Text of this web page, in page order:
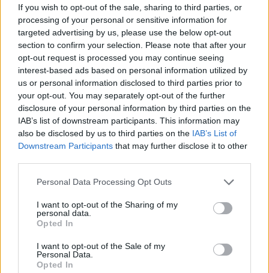
If you wish to opt-out of the sale, sharing to third parties, or
processing of your personal or sensitive information for
targeted advertising by us, please use the below opt-out
section to confirm your selection. Please note that after your
opt-out request is processed you may continue seeing
interest-based ads based on personal information utilized by
us or personal information disclosed to third parties prior to
your opt-out. You may separately opt-out of the further
disclosure of your personal information by third parties on the
IAB’s list of downstream participants. This information may
also be disclosed by us to third parties on the IAB’s List of
Downstream Participants that may further disclose it to other
Please note that this website/app uses one or more Google
not limited to your visit or usage behaviour. You may click to
grant or deny consent to Google and its third-party tags to
use your data for below specified purposes in below Google
consent section.
Personal Data Processing Opt Outs
I want to opt-out of the Sharing of my
personal data.
Opted In
I want to opt-out of the Sale of my
Personal Data.
Opted In
μαύρη τρύπα στον γαλαξία μας
16/09/2019 - 08:55
Ασυνήθιστη δραστηριότητα παρουσιάζει
η μαύρη τρύπα στο κέντρο του γαλαξία